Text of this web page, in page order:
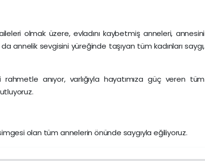
olmak üzere, evladını kaybetmiş anneleri, annesini
annelik sevgisini yüreğinde taşıyan tüm kadınları saygı,
anıyor, varlığıyla hayatımıza güç veren tüm
olan tüm annelerin önünde saygıyla eğiliyoruz.